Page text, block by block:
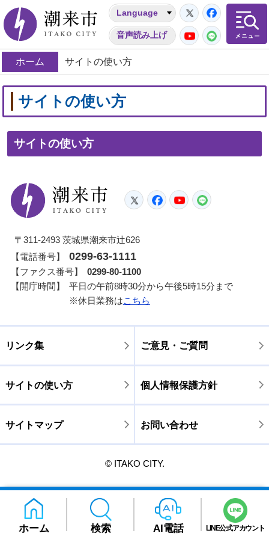
潮来市
Language
音声読み上げ
Twitter
YouTube
LINE
ホーム 検索 AI電話 LINE公式アカウント
ホーム サイトの使い方
サイトの使い方
サイトの使い方
潮来市
TwitterFacebook
YouTube
〒311-2493 茨城県潮来市辻626
【電話番号】
0299-63-1111
【ファクス番号】
0299-80-1100
【開庁時間】
平日の午前8時30分から午後5時15分まで
※休日業務はこちら
リンク集 ご意見・ご質問
サイトの使い方 個人情報保護方針
サイトマップ お問い合わせ
© ITAKO CITY.